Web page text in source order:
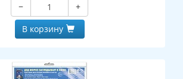
−
+
В корзину